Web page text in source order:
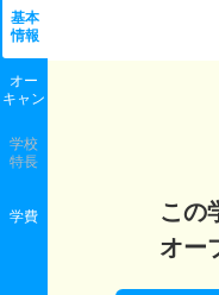
基本
情報
オー
キャン
学校
特長
学費
この
オー